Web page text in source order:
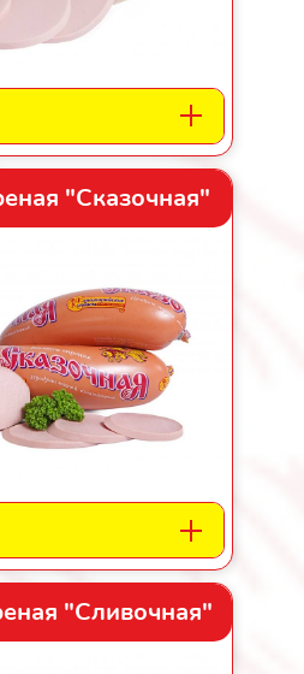
"Сказочная"
"Сливочная"